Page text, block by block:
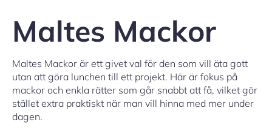
Maltes Mackor
Maltes Mackor är ett givet val för den som vill äta gott
utan att göra lunchen till ett projekt. Här är fokus på
mackor och enkla rätter som går snabbt att få, vilket gör
stället extra praktiskt när man vill hinna med mer under
dagen.